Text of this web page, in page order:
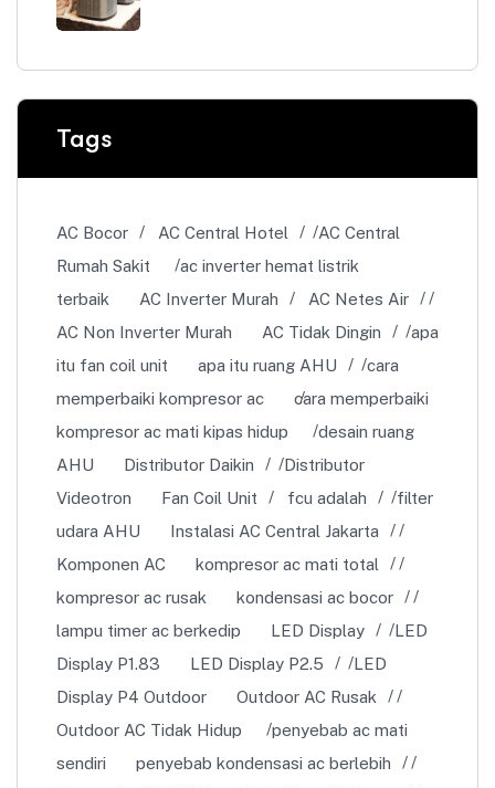
Tags
AC Bocor AC Central Hotel
AC Central
Rumah Sakit
ac inverter hemat listrik
terbaik
AC Inverter Murah
AC Netes Air
AC Non Inverter Murah
AC Tidak Dingin
apa
itu fan coil unit
apa itu ruang AHU
cara
memperbaiki kompresor ac
cara memperbaiki
kompresor ac mati kipas hidup
desain ruang
AHU
Distributor Daikin
Distributor
Videotron
Fan Coil Unit fcu adalah
filter
udara AHU
Instalasi AC Central Jakarta
Komponen AC
kompresor ac mati total
kompresor ac rusak
kondensasi ac bocor
lampu timer ac berkedip
LED Display
LED
Display P1.83
LED Display P2.5
LED
Display P4 Outdoor
Outdoor AC Rusak
Outdoor AC Tidak Hidup
penyebab ac mati
sendiri
penyebab kondensasi ac berlebih